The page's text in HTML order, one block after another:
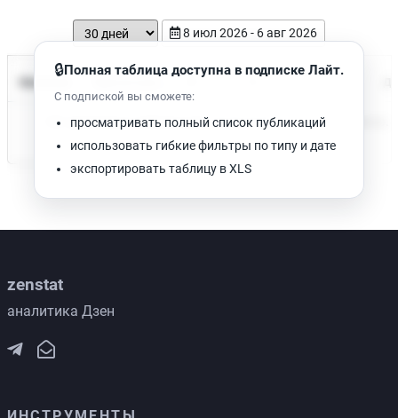
8 июл 2026 - 6 авг 2026
Время чтения
Нет доступных публикаций. Попробуйте изменить фильтр.
🔒Полная таблица доступна в подписке Лайт.
С подпиской вы сможете:
просматривать полный список публикаций
использовать гибкие фильтры по типу и дате
экспортировать таблицу в XLS
zenstat
аналитика Дзен